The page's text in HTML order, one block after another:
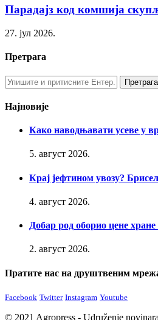
Парадајз код комшија
27. јул 2026.
Претрага
Најновије
Како наводњавати усеве у
5. август 2026.
Крај јефтином увозу?
4. август 2026.
Добар род оборио цене
2. август 2026.
Пратите нас на друштвеним
Facebook Twitter Instagram Youtube
© 2021 Agropress - Udruženje